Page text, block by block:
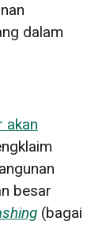
dalam
akan
besar
(bagai